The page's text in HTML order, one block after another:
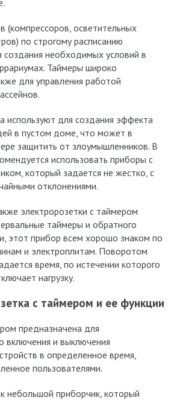
(компрессоров, осветительных
по строгому расписанию
необходимых условий в
Таймеры широко
для управления работой
используют для создания эффекта
в пустом доме, что может в
защитить от злоумышленников. В
использовать приборы с
который задается не жестко, с
отклонениями.
электророзетки с таймером
таймеры и обратного
этот прибор всем хорошо знаком по
и электроплитам. Поворотом
время, по истечении которого
нагрузку.
с таймером и ее функции
предназначена для
включения и выключения
в определенное время,
пользователями.
небольшой приборчик, который